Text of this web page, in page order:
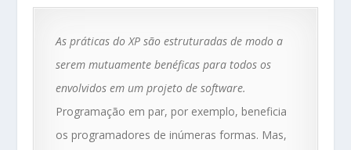
As práticas do XP são estruturadas de modo a
serem mutuamente benéficas para todos os
envolvidos em um projeto de software.
Programação em par, por exemplo, beneficia
os programadores de inúmeras formas. Mas,